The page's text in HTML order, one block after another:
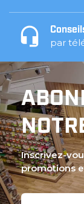
par
Inscrivez-
promotions